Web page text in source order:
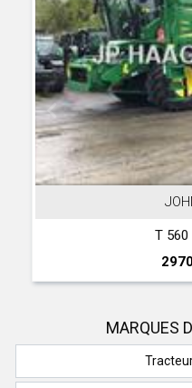
T 560
MARQUES